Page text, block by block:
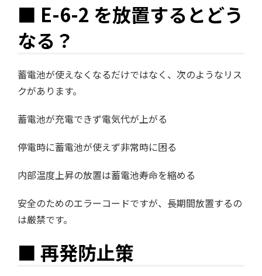
■ E-6-2 を放置するとどう
なる？
蓄電池が使えなくなるだけではなく、次のようなリス
クがあります。
蓄電池が充電できず電気代が上がる
停電時に蓄電池が使えず非常時に困る
内部温度上昇の放置は蓄電池寿命を縮める
安全のためのエラーコードですが、長期間放置するの
は厳禁です。
■ 再発防止策